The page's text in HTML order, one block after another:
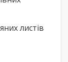
листів